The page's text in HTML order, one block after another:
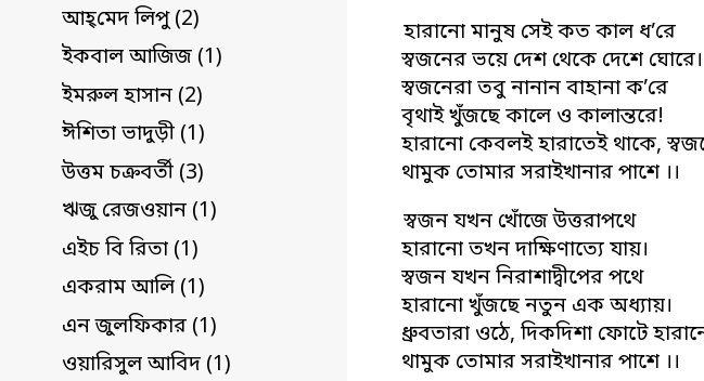
আহ্‌মেদ লিপু (2)
ইকবাল আজিজ (1)
ইমরুল হাসান (2)
ঈশিতা ভাদুড়ী (1)
উত্তম চক্রবর্তী (3)
ঋজু রেজওয়ান (1)
এইচ বি রিতা (1)
একরাম আলি (1)
এন জুলফিকার (1)
ওয়ারিসুল আবিদ (1)
হারানো মানুষ সেই কত কাল ধ’রে
স্বজনের ভয়ে দেশ থেকে দেশে ঘোরে।
স্বজনেরা তবু নানান বাহানা ক’রে
বৃথাই খুঁজছে কালে ও কালান্তরে!
হারানো কেবলই হারাতেই থাকে,
থামুক তোমার সরাইখানার পাশে ।।
স্বজন যখন খোঁজে উত্তরাপথে
হারানো তখন দাক্ষিণাত্যে যায়।
স্বজন যখন নিরাশাদ্বীপের পথে
হারানো খুঁজছে নতুন এক অধ্যায়।
ধ্রুবতারা ওঠে, দিকদিশা ফোটে
থামুক তোমার সরাইখানার পাশে ।।